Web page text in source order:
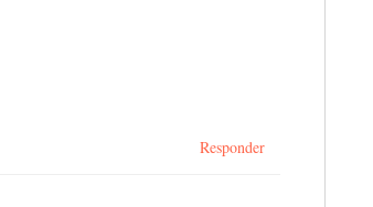
Responder